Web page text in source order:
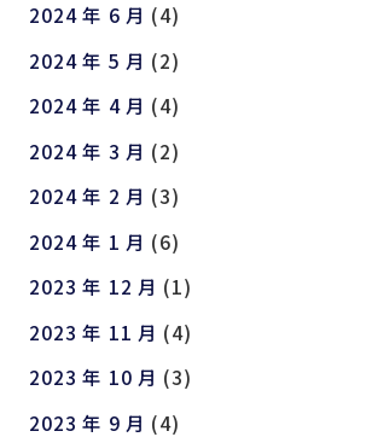
2024 年 6 月 (4)
2024 年 5 月 (2)
2024 年 4 月 (4)
2024 年 3 月 (2)
2024 年 2 月 (3)
2024 年 1 月 (6)
2023 年 12 月 (1)
2023 年 11 月 (4)
2023 年 10 月 (3)
2023 年 9 月 (4)